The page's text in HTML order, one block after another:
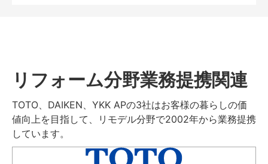
リフォーム分野業務提携関連
TOTO、DAIKEN、YKK APの3社はお客様の暮らしの価
値向上を目指して、リモデル分野で2002年から業務提携
しています。